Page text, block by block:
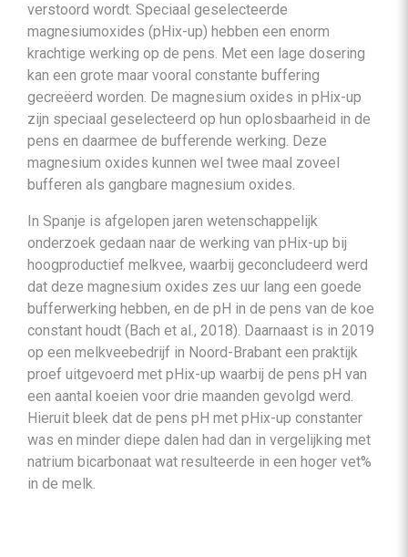
verstoord wordt. Speciaal geselecteerde
magnesiumoxides (pHix-up) hebben een enorm
krachtige werking op de pens. Met een lage dosering
kan een grote maar vooral constante buffering
gecreëerd worden. De magnesium oxides in pHix-up
zijn speciaal geselecteerd op hun oplosbaarheid in de
pens en daarmee de bufferende werking. Deze
magnesium oxides kunnen wel twee maal zoveel
bufferen als gangbare magnesium oxides.
In Spanje is afgelopen jaren wetenschappelijk
onderzoek gedaan naar de werking van pHix-up bij
hoogproductief melkvee, waarbij geconcludeerd werd
dat deze magnesium oxides zes uur lang een goede
bufferwerking hebben, en de pH in de pens van de koe
constant houdt (Bach et al., 2018). Daarnaast is in 2019
op een melkveebedrijf in Noord-Brabant een praktijk
proef uitgevoerd met pHix-up waarbij de pens pH van
een aantal koeien voor drie maanden gevolgd werd.
Hieruit bleek dat de pens pH met pHix-up constanter
was en minder diepe dalen had dan in vergelijking met
natrium bicarbonaat wat resulteerde in een hoger vet%
in de melk.